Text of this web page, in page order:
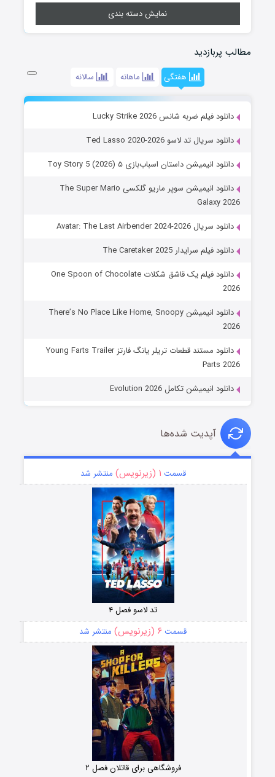
نمایش دسته بندی
مطالب پربازدید
هفتگی ماهانه سالانه
دانلود فیلم ضربه شانس Lucky Strike 2026
دانلود سریال تد لاسو Ted Lasso 2020-2026
دانلود انیمیشن داستان اسباب‌بازی ۵ Toy Story 5 (2026)
دانلود انیمیشن سوپر ماریو گلکسی The Super Mario
Galaxy 2026
دانلود سریال Avatar: The Last Airbender 2024-2026
دانلود فیلم سرایدار The Caretaker 2025
دانلود فیلم یک قاشق شکلات One Spoon of Chocolate
2026
دانلود انیمیشن There’s No Place Like Home, Snoopy
2026
دانلود مستند قطعات تریلر یانگ فارتز Young Farts Trailer
Parts 2026
دانلود انیمیشن تکامل Evolution 2026
آپدیت شده‌ها
قسمت ۱ (زیرنویس) منتشر شد
تد لاسو فصل ۴
قسمت ۶ (زیرنویس) منتشر شد
فروشگاهی برای قاتلان فصل ۲